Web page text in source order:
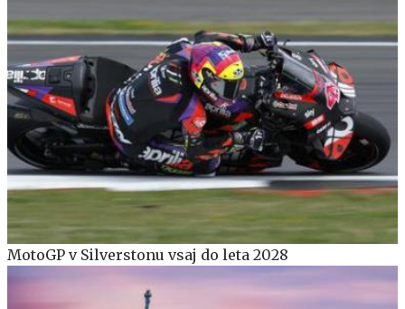
MotoGP v Silverstonu vsaj do leta 2028